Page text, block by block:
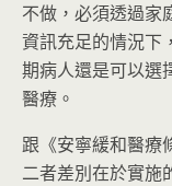
不做，必須透過家
資訊充足的情況下
期病人還是可以選
醫療。
跟《安寧緩和醫療
二者差別在於實施